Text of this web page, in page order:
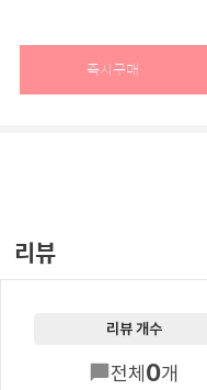
즉시구매
리뷰
리뷰 개수
전체0개